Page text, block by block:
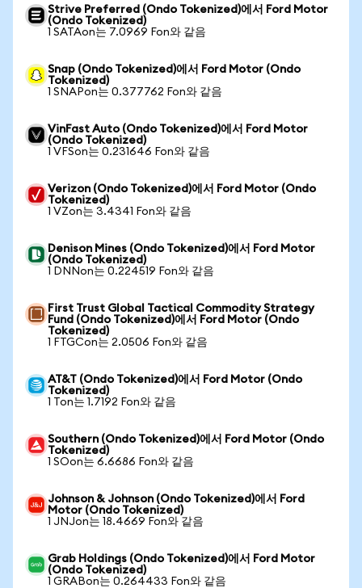
Strive Preferred (Ondo Tokenized)에서 Ford Motor
(Ondo Tokenized)
1 SATAon는 7.0969 Fon와 같음
Snap (Ondo Tokenized)에서 Ford Motor (Ondo
Tokenized)
1 SNAPon는 0.377762 Fon와 같음
VinFast Auto (Ondo Tokenized)에서 Ford Motor
(Ondo Tokenized)
1 VFSon는 0.231646 Fon와 같음
Verizon (Ondo Tokenized)에서 Ford Motor (Ondo
Tokenized)
1 VZon는 3.4341 Fon와 같음
Denison Mines (Ondo Tokenized)에서 Ford Motor
(Ondo Tokenized)
1 DNNon는 0.224519 Fon와 같음
First Trust Global Tactical Commodity Strategy
Fund (Ondo Tokenized)에서 Ford Motor (Ondo
Tokenized)
1 FTGCon는 2.0506 Fon와 같음
AT&T (Ondo Tokenized)에서 Ford Motor (Ondo
Tokenized)
1 Ton는 1.7192 Fon와 같음
Southern (Ondo Tokenized)에서 Ford Motor (Ondo
Tokenized)
1 SOon는 6.6686 Fon와 같음
Johnson & Johnson (Ondo Tokenized)에서 Ford
Motor (Ondo Tokenized)
1 JNJon는 18.4669 Fon와 같음
Grab Holdings (Ondo Tokenized)에서 Ford Motor
(Ondo Tokenized)
1 GRABon는 0.264433 Fon와 같음